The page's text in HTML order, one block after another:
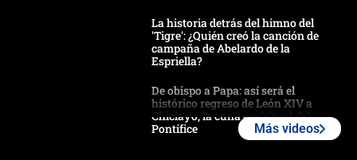
La historia detrás del himno del
'Tigre': ¿Quién creó la canción de
campaña de Abelardo de la
Espriella?
De obispo a Papa: así será el
histórico regreso de León XIV a
Chiclayo, la cuna espiritual del
Pontífice
Más videos